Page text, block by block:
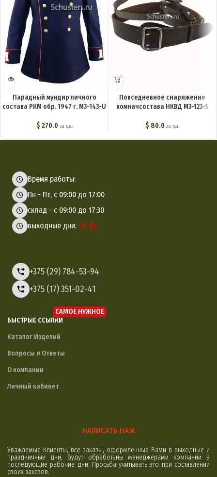
Парадный мундир личного
состава РКМ обр. 1947 г. M3-143-U
$ 270.0 за ед.
Повседневное снаряжение
комначсостава НКВД M3-123-S
$ 80.0 за ед.
Время работы:
Пн - Пт, с 09:00 до 17:00
склад - с 09:00 до 17:30
выходные дни: Сб, Вс
+375 (29) 784-53-94
+375 (17) 351-02-41
БЫСТРЫЕ ССЫЛКИ
САМОЕ НУЖНОЕ
Каталог Изделий
Вопросы и Ответы
О компании
Личный кабинет
НАПИСАТЬ НАМ
Уважаемые Клиенты, все заказы, оформленные Вами в выходные и
праздничные дни, будут обработаны менеджерами компании в
последующие рабочие дни. Просьба учитывать это при составлении
своих заказов.